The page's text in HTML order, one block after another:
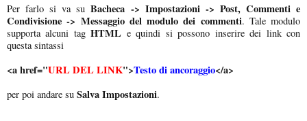
Per farlo si va suBacheca -> Impostazioni -> Post, Commenti e
Condivisione -> Messaggio del modulo dei commenti. Tale modulo
supporta alcuni tagHTML e quindi si possono inserire dei link con
questa sintassi
<a href="URL DEL LINK">Testo di ancoraggio</a>
per poi andare su Salva Impostazioni.